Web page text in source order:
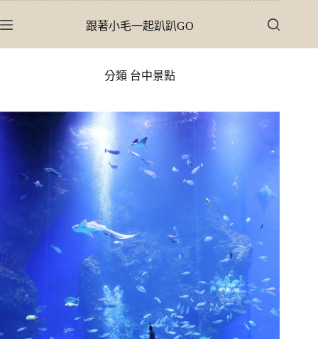
至
跟著小毛一起趴趴GO
分類 台中景點